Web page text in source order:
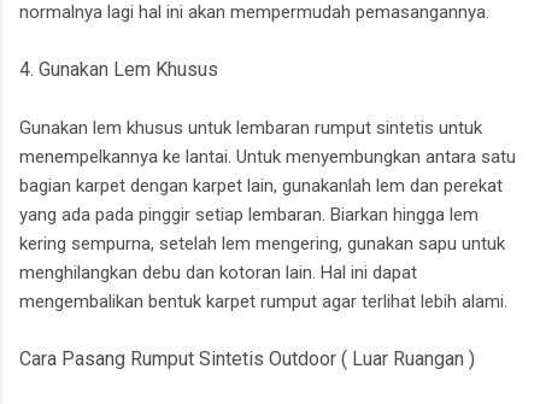
normalnya lagi hal ini akan mempermudah pemasangannya.
4. Gunakan Lem Khusus
Gunakan lem khusus untuk lembaran rumput sintetis untuk
menempelkannya ke lantai. Untuk menyembungkan antara satu
bagian karpet dengan karpet lain, gunakanlah lem dan perekat
yang ada pada pinggir setiap lembaran. Biarkan hingga lem
kering sempurna, setelah lem mengering, gunakan sapu untuk
menghilangkan debu dan kotoran lain. Hal ini dapat
mengembalikan bentuk karpet rumput agar terlihat lebih alami.
Cara Pasang Rumput Sintetis Outdoor ( Luar Ruangan )